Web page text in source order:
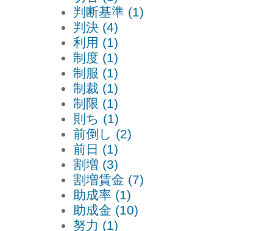
判断基準 (1)
判決 (4)
利用 (1)
制度 (1)
制服 (1)
制裁 (1)
制限 (1)
則ち (1)
前倒し (2)
前日 (1)
割増 (3)
割増賃金 (7)
助成率 (1)
助成金 (10)
努力 (1)